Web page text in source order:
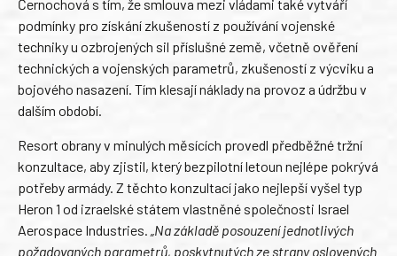
Černochová s tím, že smlouva mezi vládami také vytváří
podmínky pro získání zkušeností z používání vojenské
techniky u ozbrojených sil příslušné země, včetně ověření
technických a vojenských parametrů, zkušeností z výcviku a
bojového nasazení. Tím klesají náklady na provoz a údržbu v
dalším období.
Resort obrany v minulých měsících provedl předběžné tržní
konzultace, aby zjistil, který bezpilotní letoun nejlépe pokrývá
potřeby armády. Z těchto konzultací jako nejlepší vyšel typ
Heron 1 od izraelské státem vlastněné společnosti Israel
Aerospace Industries.
„Na základě posouzení jednotlivých
požadovaných parametrů, poskytnutých ze strany oslovených